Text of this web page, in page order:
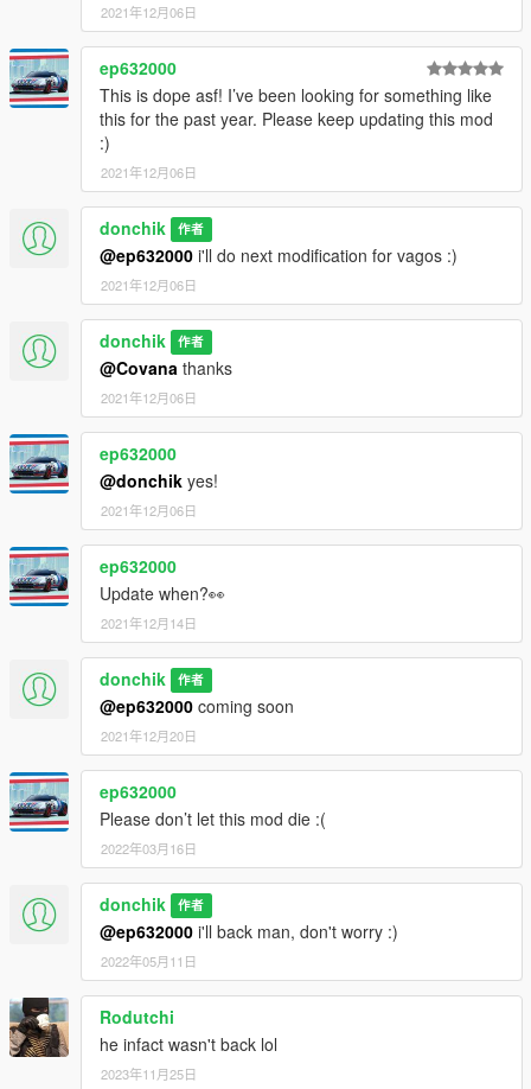
2021年12月06日
ep632000
This is dope asf! I’ve been looking for something like
this for the past year. Please keep updating this mod
:)
2021年12月06日
donchik 作者
@ep632000 i'll do next modification for vagos :)
2021年12月06日
donchik 作者
@Covana thanks
2021年12月06日
ep632000
@donchik yes!
2021年12月06日
ep632000
Update when?👀
2021年12月14日
donchik 作者
@ep632000 coming soon
2021年12月20日
ep632000
Please don’t let this mod die :(
2022年03月16日
donchik 作者
@ep632000 i'll back man, don't worry :)
2022年05月11日
Rodutchi
he infact wasn't back lol
2023年11月25日